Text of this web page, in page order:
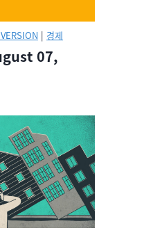
| 경제
07,